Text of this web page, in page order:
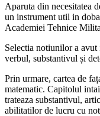
Aparuta din necesitatea
un instrument util in
Academiei Tehnice
Selectia notiunilor a
verbul, substantivul și
Prin urmare, cartea de
matematic. Capitolul
trateaza substantivul,
abilitatilor de lucru cu